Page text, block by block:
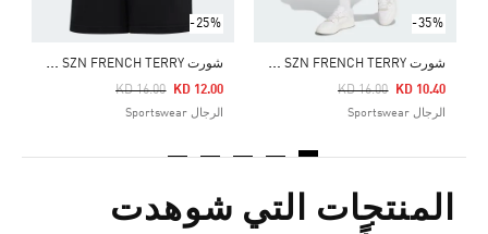
-35%
ش
ورت ALL SZN FRENCH TERRY
Price Reduced From
KD 16.00
To KD 10.40
الرجال Sportswear
-25%
ش
ورت ALL SZN FRENCH TERRY
Price Reduced From
KD 16.00
To KD 12.00
الرجال Sportswear
المنتجات التي شوهدت